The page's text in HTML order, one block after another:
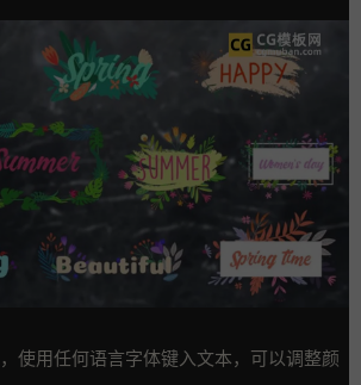
使用任何语言字体键入文本，可以调整颜